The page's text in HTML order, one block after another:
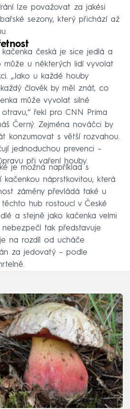
lze považovat za jakési
sezony, který přichází až
česká je sice jedlá a
může u některých lidí vyvolat
„Jako u každé houby
člověk by měl znát, co
může vyvolat silné
řekl pro CNN Prima
Černý. Zejména nováčci by
konzumovat s větší rozvahou.
jednoduchou prevenci –
při vaření houby.
je možná například s
kačenkou náprstkovitou, která
záměny převládá také u
těchto hub rostoucí v České
a stejně jako kačenka velmi
tak představuje
na rozdíl od ucháče
za jedovatý – podle